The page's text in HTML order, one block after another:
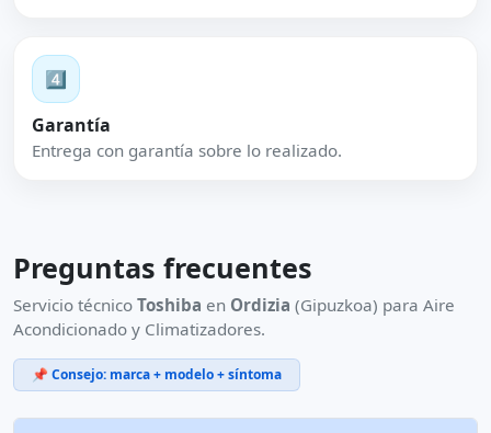
4️⃣
Garantía
Entrega con garantía sobre lo realizado.
Preguntas frecuentes
Servicio técnico Toshiba en Ordizia (Gipuzkoa) para Aire
Acondicionado y Climatizadores.
📌 Consejo: marca + modelo + síntoma